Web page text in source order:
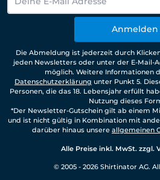
Anmelden
Die Abmeldung ist jederzeit durch
jeden Newsletters oder unter der E-Mail-
möglich. Weitere Informationen
Datenschutzerklärung unter Punkt 5.
Personen, die das 18. Lebensjahr erfüllt
Nutzung dieses
*Der Newsletter-Gutschein gilt ab einem
und ist nicht gültig in Kombination mit
darüber hinaus unsere allgemeinen
Alle Preise inkl. MwSt. zzgl.
© 2005 - 2026 Shirtinator AG.